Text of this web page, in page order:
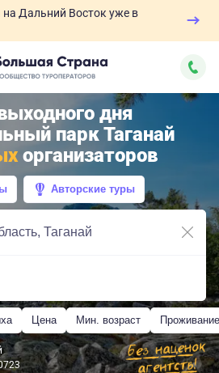
на Дальний Восток уже в
дня
парк Таганай
организаторов
Авторские туры
Цена Мин. возраст Проживание